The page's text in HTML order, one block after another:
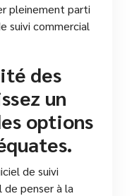
pleinement parti
suivi commercial
des
un
options
de suivi
penser à la